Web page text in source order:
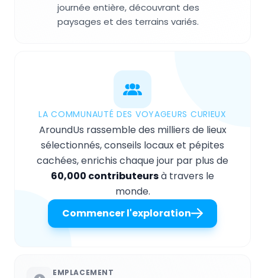
journée entière, découvrant des
paysages et des terrains variés.
LA COMMUNAUTÉ DES VOYAGEURS CURIEUX
AroundUs rassemble des milliers de lieux
sélectionnés, conseils locaux et pépites
cachées, enrichis chaque jour par plus de
60,000 contributeursà travers le
monde.
Commencer l'exploration
EMPLACEMENT